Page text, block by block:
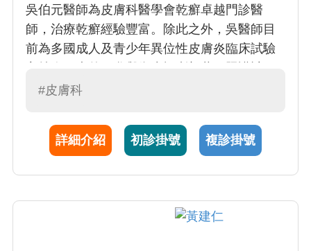
吳伯元醫師為皮膚科醫學會乾癬卓越門診醫
師，治療乾癬經驗豐富。除此之外，吳醫師目
前為多國成人及青少年異位性皮膚炎臨床試驗
畫，對於嚴重異位性皮膚炎，提供更多的治療
別有興趣，包含蕁麻疹、尿毒性搔癢、藥物疹
及皮膚過敏等等。 其他則為一般皮膚腫瘤診
#皮膚科
詳細介紹 初診掛號 複診掛號